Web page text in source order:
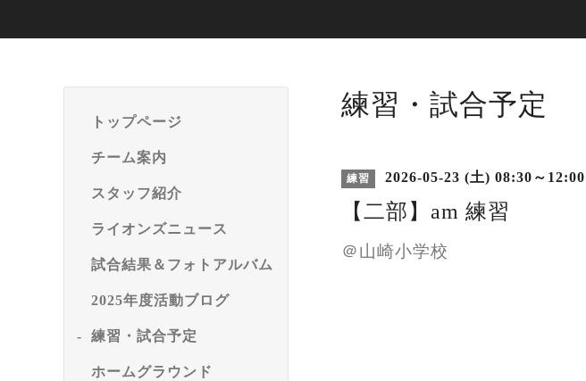
トップページ
チーム案内
スタッフ紹介
ライオンズニュース
試合結果＆フォトアルバム
2025年度活動ブログ
練習・試合予定
ホームグラウンド
練習・試合予定
練習 2026-05-23 (土) 08:30～12:00
【二部】am 練習
＠山崎小学校